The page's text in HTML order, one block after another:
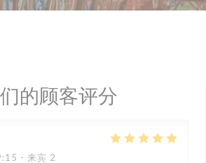
的顾客评分
- 来宾 2